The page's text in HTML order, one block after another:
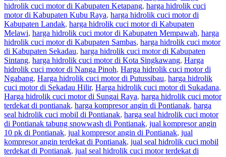
hidrolik cuci motor di Kabupaten Ketapang, harga hidrolik cuci
motor di Kabupaten Kubu Raya, harga hidrolik cuci motor di
Kabupaten Landak, harga hidrolik cuci motor di Kabupaten
Melawi, harga hidrolik cuci motor di Kabupaten Mempawah, harga
hidrolik cuci motor di Kabupaten Sambas, harga hidrolik cuci motor
di Kabupaten Sekadau, harga hidrolik cuci motor di Kabupaten
Sintang, harga hidrolik cuci motor di Kota Singkawang, Harga
hidrolik cuci motor di Nanga Pinoh, Harga hidrolik cuci motor di
Ngabang, Harga hidrolik cuci motor di Putussibau, harga hidrolik
cuci motor di Sekadau Hilir, Harga hidrolik cuci motor di Sukadana,
Harga hidrolik cuci motor di Sungai Raya, harga hidrolik cuci motor
terdekat di pontianak, harga kompresor angin di Pontianak, harga
seal hidrolik cuci mobil di Pontianak, harga seal hidrolik cuci motor
di Pontianak tabung snowwash di Pontianak, jual kompresor angin
10 pk di Pontianak, jual kompresor angin di Pontianak, jual
kompresor angin terdekat di Pontianak, jual seal hidrolik cuci mobil
terdekat di Pontianak, jual seal hidrolik cuci motor terdekat di